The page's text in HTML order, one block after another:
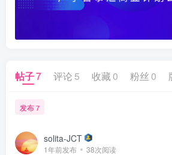
帖子7 评论 5 收藏 0 粉丝 0
发布 7
solita-JCT
1年前发布 38次阅读